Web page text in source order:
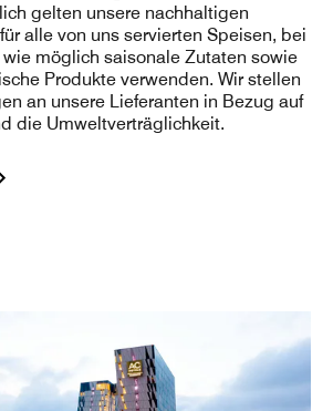
gelten unsere nachhaltigen
alle von uns servierten Speisen, bei
möglich saisonale Zutaten sowie
Produkte verwenden. Wir stellen
an unsere Lieferanten in Bezug auf
die Umweltverträglichkeit.